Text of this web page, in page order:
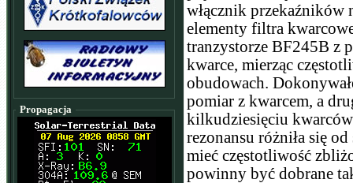
Propagacja
włącznik przekaźników
elementy filtra
tranzystorze BF245B z
kwarce, mierząc
obudowach.
pomiar z kwarcem, a
kilkudziesięciu
rezonansu różniła się
mieć częstotliwość
powinny być dobrane